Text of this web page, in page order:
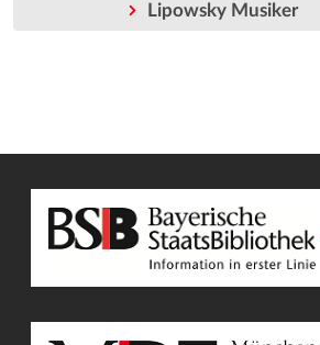
Lipowsky Musiker